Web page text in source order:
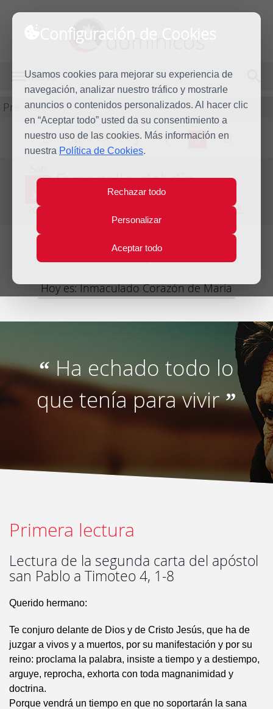
Configuración de Cookies
Usamos cookies para mejorar su experiencia de
navegación, analizar nuestro tráfico y mostrarle
anuncios o contenidos personalizados. Al hacer clic
en “Aceptar todo” usted da su consentimiento a
nuestro uso de las cookies. Más información en
nuestra Política de Cookies.
Rechazar todo
Personalizar
Aceptar todo
dominicos
MENÚ
Predicación
L M X J V S D
9
2018
Evangelio del día
Novena semana del Tiempo Ordinario - Año Par
Lecturas del día y comentario
Hoy es: Inmaculado Corazón de María
“Ha echado todo lo
que tenía para vivir”
Primera lectura
Lectura de la segunda carta del apóstol
san Pablo a Timoteo 4, 1-8
Querido hermano:
Te conjuro delante de Dios y de Cristo Jesús, que ha de
juzgar a vivos y a muertos, por su manifestación y por su
reino: proclama la palabra, insiste a tiempo y a destiempo,
arguye, reprocha, exhorta con toda magnanimidad y
doctrina.
Porque vendrá un tiempo en que no soportarán la sana